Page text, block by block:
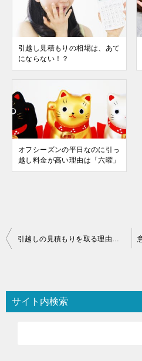
引越し見積もりの相場は、あて
にならない！？
オフシーズンの平日なのに引っ
越し料金が高い理由は「六曜」
投
ビ
ゲ
サイト内検索